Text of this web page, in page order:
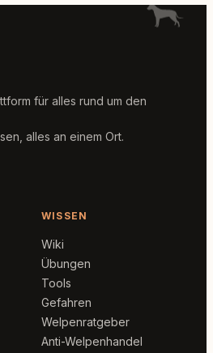
für alles rund um den
alles an einem Ort.
WISSEN
Wiki
Übungen
Tools
Gefahren
Welpenratgeber
Anti-Welpenhandel